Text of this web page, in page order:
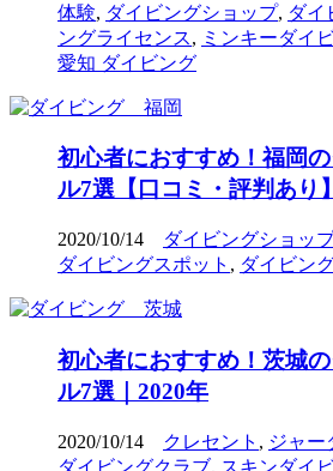
体験, ダイビングショップ, ダイ
ングライセンス, ミンキーダイ
愛知 ダイビング
初心者におすすめ！福岡
ル7選【口コミ・評判あり
2020/10/14 ダイビングショッ
ダイビングスポット , ダイビン
初心者におすすめ！茨城
ル7選｜2020年
2020/10/14 クレセント , ジャー
ダイビングクラブ, スキンダイ